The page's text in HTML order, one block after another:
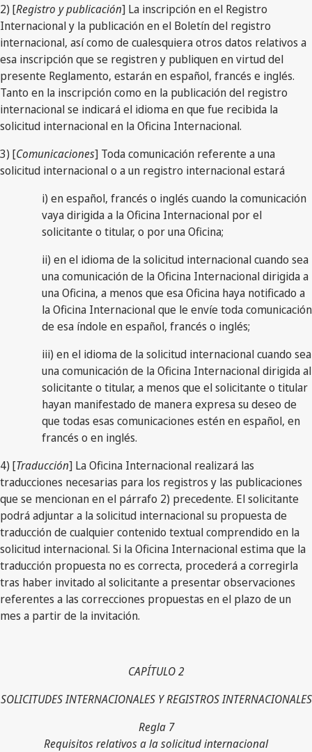
2) [Registro y publicación] La inscripción en el Registro
Internacional y la publicación en el Boletín del registro
internacional, así como de cualesquiera otros datos relativos a
esa inscripción que se registren y publiquen en virtud del
presente Reglamento, estarán en español, francés e inglés.
Tanto en la inscripción como en la publicación del registro
internacional se indicará el idioma en que fue recibida la
solicitud internacional en la Oficina Internacional.
3) [Comunicaciones] Toda comunicación referente a una
solicitud internacional o a un registro internacional estará
i) en español, francés o inglés cuando la comunicación
vaya dirigida a la Oficina Internacional por el
solicitante o titular, o por una Oficina;
ii) en el idioma de la solicitud internacional cuando sea
una comunicación de la Oficina Internacional dirigida a
una Oficina, a menos que esa Oficina haya notificado a
la Oficina Internacional que le envíe toda comunicación
de esa índole en español, francés o inglés;
iii) en el idioma de la solicitud internacional cuando sea
una comunicación de la Oficina Internacional dirigida al
solicitante o titular, a menos que el solicitante o titular
hayan manifestado de manera expresa su deseo de
que todas esas comunicaciones estén en español, en
francés o en inglés.
4) [Traducción] La Oficina Internacional realizará las
traducciones necesarias para los registros y las publicaciones
que se mencionan en el párrafo 2) precedente. El solicitante
podrá adjuntar a la solicitud internacional su propuesta de
traducción de cualquier contenido textual comprendido en la
solicitud internacional. Si la Oficina Internacional estima que la
traducción propuesta no es correcta, procederá a corregirla
tras haber invitado al solicitante a presentar observaciones
referentes a las correcciones propuestas en el plazo de un
mes a partir de la invitación.
CAPÍTULO 2
SOLICITUDES INTERNACIONALES Y REGISTROS INTERNACIONALES
Regla 7
Requisitos relativos a la solicitud internacional